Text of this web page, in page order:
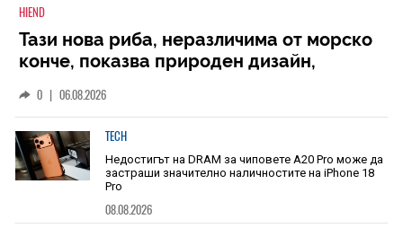
HIEND
Тази нова риба, неразличима от морско
конче, показва природен дизайн,
0 | 06.08.2026
TECH
Недостигът на DRAM за чиповете A20 Pro може да
застраши значително наличностите на iPhone 18
Pro
08.08.2026